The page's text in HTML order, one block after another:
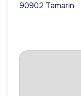
90902 Tamarin